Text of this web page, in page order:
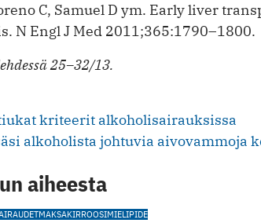
C, Samuel D ym. Early liver
N Engl J Med 2011;365:1790–1800.
25–32/13.
kriteerit alkoholisairauksissa
alkoholista johtuvia aivovammoja
aiheesta
MAKSAKIRROOSIMIELIPIDE